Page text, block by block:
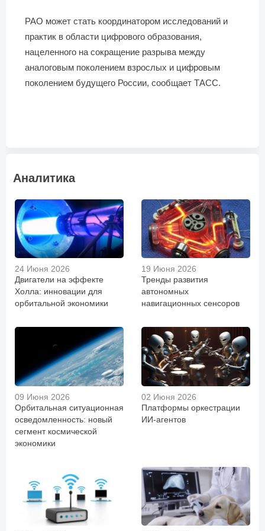
РАО может стать координатором исследований и
практик в области цифрового образования,
нацеленного на сокращение разрыва между
аналоговым поколением взрослых и цифровым
поколением будущего России, сообщает ТАСС.
Аналитика
24 Июня 2026
Двигатели на эффекте
Холла: инновации для
орбитальной экономики
19 Июня 2026
Тренды развития
автономных
навигационных сенсоров
09 Июня 2026
Орбитальная ситуационная
осведомленность: новый
сегмент космической
экономики
02 Июня 2026
Платформы оркестрации
ИИ-агентов